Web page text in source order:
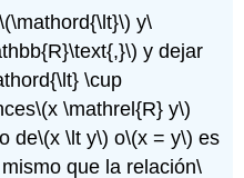
\(\mathord{\lt}\) y\
y dejar
\cup
\(x \mathrel{R} y\)
de\(x \lt y\) o\(x = y\) es
que la relación\